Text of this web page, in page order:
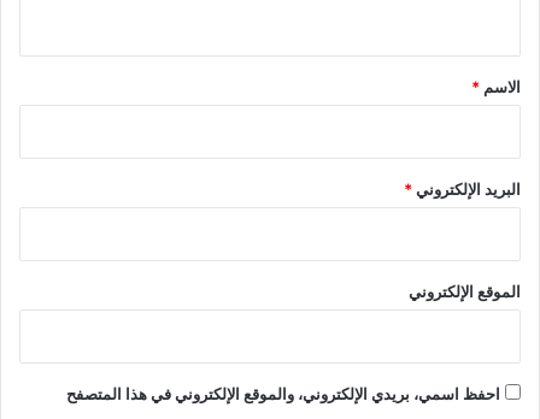
*
الاسم *
البريد الإلكتروني*
الموقع الإلكتروني
احفظ اسمي، بريدي الإلكتروني، والموقع الإلكتروني في هذا المتصفح